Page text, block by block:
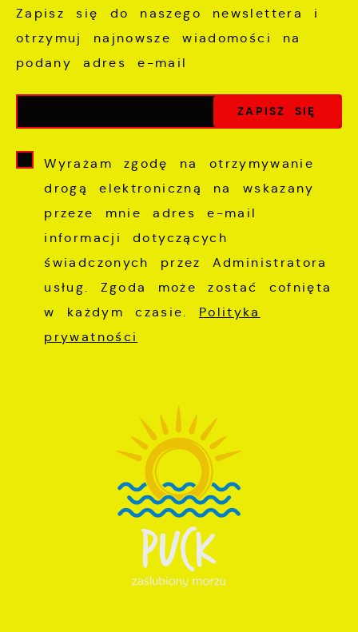
Zapisz się do naszego newslettera i
otrzymuj najnowsze wiadomości na
podany adres e-mail
Wyrażam zgodę na otrzymywanie
drogą elektroniczną na wskazany
przeze mnie adres e-mail
informacji dotyczących
świadczonych przez Administratora
usług. Zgoda może zostać cofnięta
w każdym czasie. Polityka
prywatności